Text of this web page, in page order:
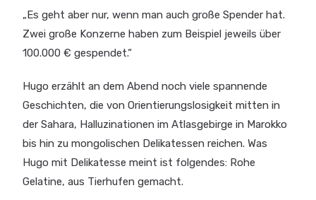
„Es geht aber nur, wenn man auch große Spender hat.
Zwei große Konzerne haben zum Beispiel jeweils über
100.000 € gespendet.“
Hugo erzählt an dem Abend noch viele spannende
Geschichten, die von Orientierungslosigkeit mitten in
der Sahara, Halluzinationen im Atlasgebirge in Marokko
bis hin zu mongolischen Delikatessen reichen. Was
Hugo mit Delikatesse meint ist folgendes: Rohe
Gelatine, aus Tierhufen gemacht.